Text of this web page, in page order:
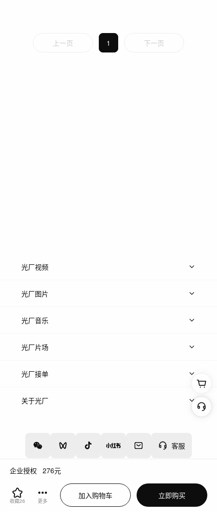
企业授权 276元
收藏26 更多
加入购物车 立即购买
上一页 1 下一页
客服
光厂视频
上传视频
光厂图片
上传图片
光厂音乐
热门音乐
光厂片场
上传案例
光厂接单
上架服务
关于光厂
增值电信业务经营许可证：川B2-20160192
蜀ICP备12020238号-4
川公网安备51019002000262
违法和不良信息举报中心